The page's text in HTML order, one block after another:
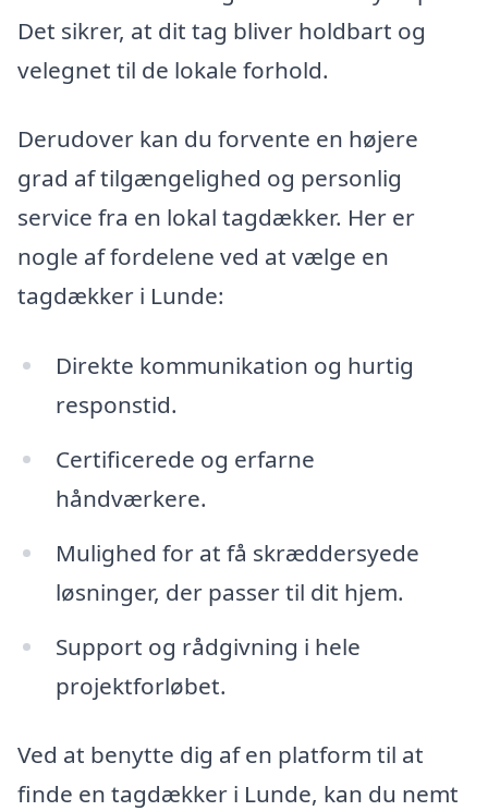
Det sikrer, at dit tag bliver holdbart og
velegnet til de lokale forhold.
Derudover kan du forvente en højere
grad af tilgængelighed og personlig
service fra en lokal tagdækker. Her er
nogle af fordelene ved at vælge en
tagdækker i Lunde:
Direkte kommunikation og hurtig
responstid.
Certificerede og erfarne
håndværkere.
Mulighed for at få skræddersyede
løsninger, der passer til dit hjem.
Support og rådgivning i hele
projektforløbet.
Ved at benytte dig af en platform til at
finde en tagdækker i Lunde, kan du nemt